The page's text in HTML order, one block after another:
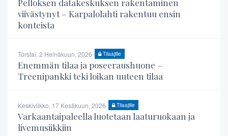
Pelloksen datakeskuksen rakentaminen
viivästynyt – Karpalolahti rakentuu ensin
konteista
Torstai, 2 Heinäkuun, 2026 Tilaajille
Enemmän tilaa ja poseeraushuone –
Treenipankki teki loikan uuteen tilaa
Keskiviikko, 17 Kesäkuun, 2026 Tilaajille
Varkaantaipaleella luotetaan laaturuokaan ja
livemusiikkiin